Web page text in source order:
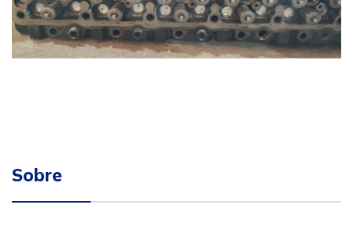
Sobre